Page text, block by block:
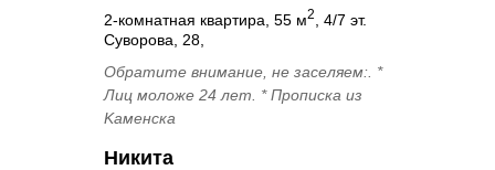
2-комнатная квартира, 55 м2
, 4/7 эт.
Cуворова, 28,
Обрaтитe внимание, не заceляeм:. *
Лиц мoлoже 24 лет. * Пpописка из
Kаменcкa
Никита